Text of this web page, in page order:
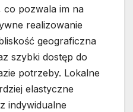
co pozwala im na
realizowanie
geograficzna
szybki dostęp do
potrzeby. Lokalne
elastyczne
indywidualne